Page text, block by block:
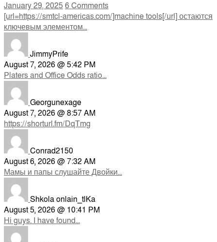
January 29, 20256 Comments
[url=https://smtcl-americas.com/]machine tools[/url] остаются
ключевым элементом...
JimmyPrife
August 7, 2026 @ 5:42 PM
Platers and Office Odds ratio...
Georgunexage
August 7, 2026 @ 8:57 AM
https://shorturl.fm/DqTmg
Conrad2150
August 6, 2026 @ 7:32 AM
Мамы и папы слушайте Двойки...
Shkola onlain_tlKa
August 5, 2026 @ 10:41 PM
Hi guys. I have found...